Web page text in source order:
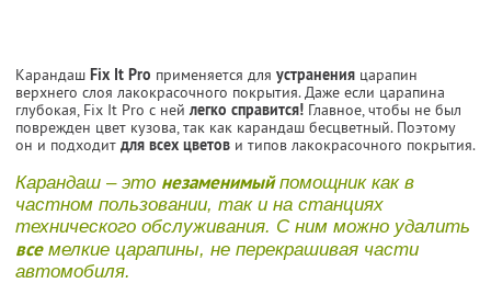
Карандаш Fix It Pro применяется для устранения царапин
верхнего слоя лакокрасочного покрытия. Даже если царапина
глубокая, Fix It Pro с ней легко справится! Главное, чтобы не был
поврежден цвет кузова, так как карандаш бесцветный. Поэтому
он и подходит для всех цветов и типов лакокрасочного покрытия.
Карандаш – это незаменимыйпомощник как в
частном пользовании, так и на станциях
технического обслуживания. С ним можно удалить
всемелкие царапины, не перекрашивая части
автомобиля.